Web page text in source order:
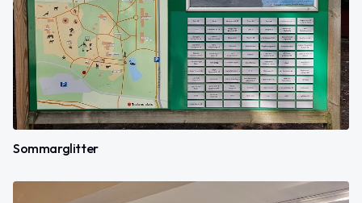
Sommarglitter